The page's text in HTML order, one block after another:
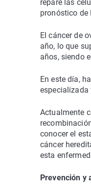
repare las
pronóstico de
El cáncer de
año, lo que
años, siendo
En este día,
especializada
Actualmente
conocer el
cáncer
esta
Prevención y